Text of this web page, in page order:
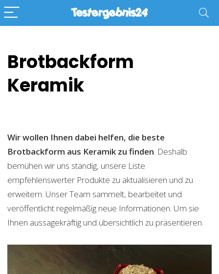
Brotbackform
Keramik
Wir wollen Ihnen dabei helfen, die beste
Brotbackform aus Keramik zu finden. Deshalb
bemühen wir uns ständig, unsere Liste
empfehlenswerter Produkte zu aktualisieren und zu
erweitern. Unser Team sammelt, bearbeitet und
veröffentlicht regelmäßig neue Informationen. Um sie
Ihnen aussagekräftig und übersichtlich zu präsentieren.